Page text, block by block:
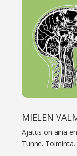
MIELEN
Ajatus on aina
Tunne. Toiminta.